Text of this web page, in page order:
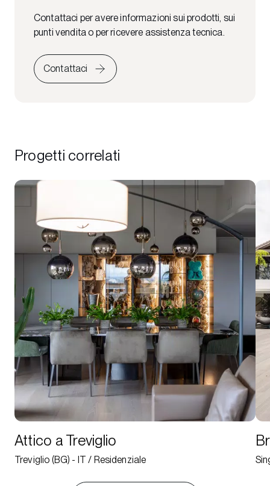
Contattaci per avere informazioni sui prodotti, sui
punti vendita o per ricevere assistenza tecnica.
Contattaci
Progetti correlati
Attico a Treviglio
Treviglio (BG) - IT / Residenziale